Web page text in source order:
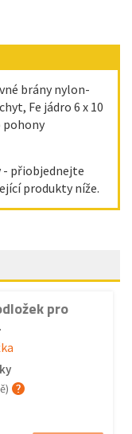
brány nylon-
Fe jádro 6 x 10
pohony
- přiobjednejte
produkty níže.
pro